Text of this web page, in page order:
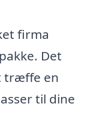
firma
Det
træffe en
til dine